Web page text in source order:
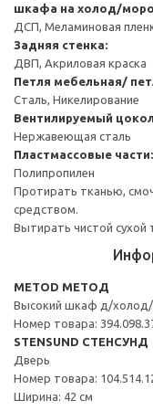
шкафа на холод/
ДСП, Меламиновая
Задняя стенка:
ДВП, Акриловая краска
Петля мебельная/
Сталь, Никелирование
Вентилируемый
Нержавеющая сталь
Пластмассовые части:
Полипропилен
Протирать тканью,
средством.
Вытирать чистой сухой
METOD МЕТОД
Высокий шкаф д/
Номер товара:
STENSUND СТЕНСУНД
Дверь
Номер товара:
Ширина: 42 см